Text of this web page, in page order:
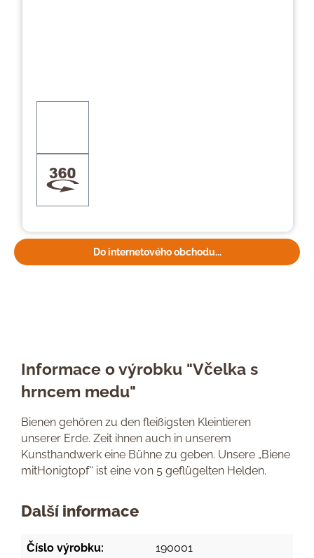
Do internetového obchodu...
Informace o výrobku "Včelka s
hrncem medu"
Bienen gehören zu den fleißigsten Kleintieren
unserer Erde. Zeit ihnen auch in unserem
Kunsthandwerk eine Bühne zu geben. Unsere „Biene
mitHonigtopf“ ist eine von 5 geflügelten Helden.
Další informace
Číslo výrobku: 190001